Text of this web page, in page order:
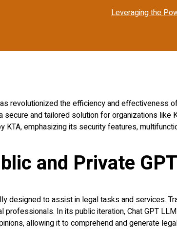
Leveraging the
revolutionized the efficiency and effectiveness
and tailored solution for organizations like
emphasizing its security features,
and Private
designed to assist in legal tasks and services.
In its public iteration, Chat GPT
allowing it to comprehend and generate